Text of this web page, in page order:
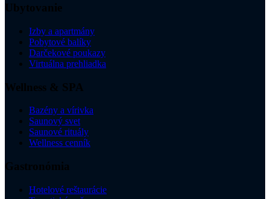
Ubytovanie
Izby a apartmány
Pobytové balíky
Darčekové poukazy
Virtuálna prehliadka
Wellness & SPA
Bazény a vírivka
Saunový svet
Saunové rituály
Wellness cenník
Gastronómia
Hotelové reštaurácie